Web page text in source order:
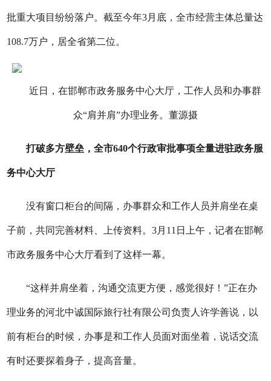
批重大项目纷纷落户。截至今年3月底，全市经营主体总量达
108.7万户，居全省第二位。
近日，在邯郸市政务服务中心大厅，工作人员和办事群
众“肩并肩”办理业务。董源摄
打破多方壁垒，全市640个行政审批事项全量进驻政务服
务中心大厅
没有窗口柜台的间隔，办事群众和工作人员并肩坐在桌
子前，共同完善材料、上传资料。3月11日上午，记者在邯郸
市政务服务中心大厅看到了这样一幕。
“这样并肩坐着，沟通交流更方便，感觉很好！”正在办
理业务的河北中诚国际旅行社有限公司负责人许学善说，以
前有柜台的时候，办事是和工作人员面对面坐着，说话交流
有时还要探着身子，提高音量。